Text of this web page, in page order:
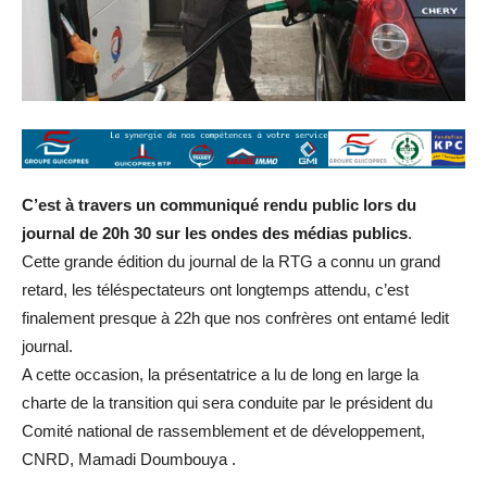
C’est à travers un communiqué rendu public lors du
journal de 20h 30 sur les ondes des médias publics.
Cette grande édition du journal de la RTG a connu un grand
retard, les téléspectateurs ont longtemps attendu, c’est
finalement presque à 22h que nos confrères ont entamé ledit
journal.
A cette occasion, la présentatrice a lu de long en large la
charte de la transition qui sera conduite par le président du
Comité national de rassemblement et de développement,
CNRD, Mamadi Doumbouya .